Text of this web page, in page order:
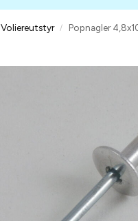
Voliereutstyr / Popnagler